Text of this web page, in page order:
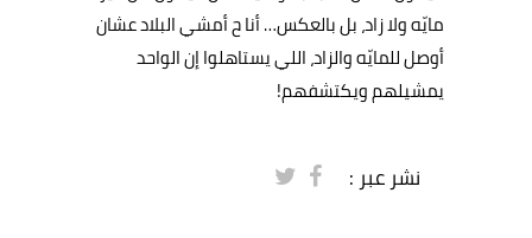
مايّهولازاد،بلبالعكس…أناحأمشيالبلادعشان
أوصلللمايّهوالزاد،اللييستاهلواإنالواحد
يمشيلهمويكتشفهم!
نشر عبر :